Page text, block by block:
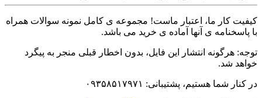
کیفیت کار ما، اعتبار ماست! مجموعه ی کامل نمونه سوالات همراه
با پاسخنامه ی آنها آماده ی خرید می باشد.
توجه: هرگونه انتشار این فایل، بدون اخطار قبلی منجر به پیگرد
خواهد شد.
در کنار شما هستیم، پشتیبانی: ۰۹۳۵۸۵۱۷۹۷۱